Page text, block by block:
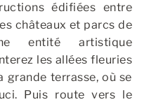
édifiées entre
châteaux et parcs de
entité artistique
les allées fleuries
grande terrasse, où se
Puis route vers le